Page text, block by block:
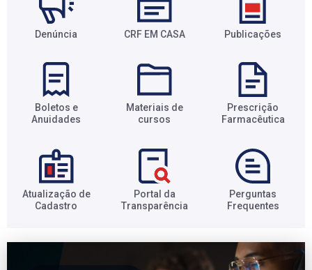
Denúncia CRF EM CASA Publicações
Boletos e
Anuidades​
Materiais de
cursos​
Prescrição
Farmacêutica​
Atualização de
Cadastro​
Portal da
Transparência​
Perguntas
Frequentes​